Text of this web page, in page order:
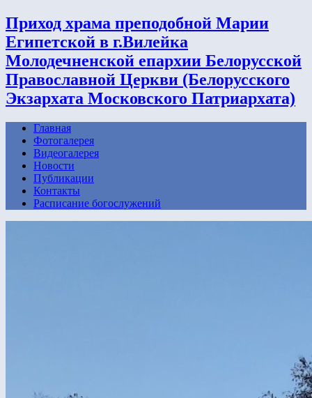
Приход храма преподобной Марии
Египетской в г.Вилейка
Молодечненской епархии Белорусской
Православной Церкви (Белорусского
Экзархата Московского Патриархата)
Главная
Фотогалерея
Видеогалерея
Новости
Публикации
Контакты
Расписание богослужений